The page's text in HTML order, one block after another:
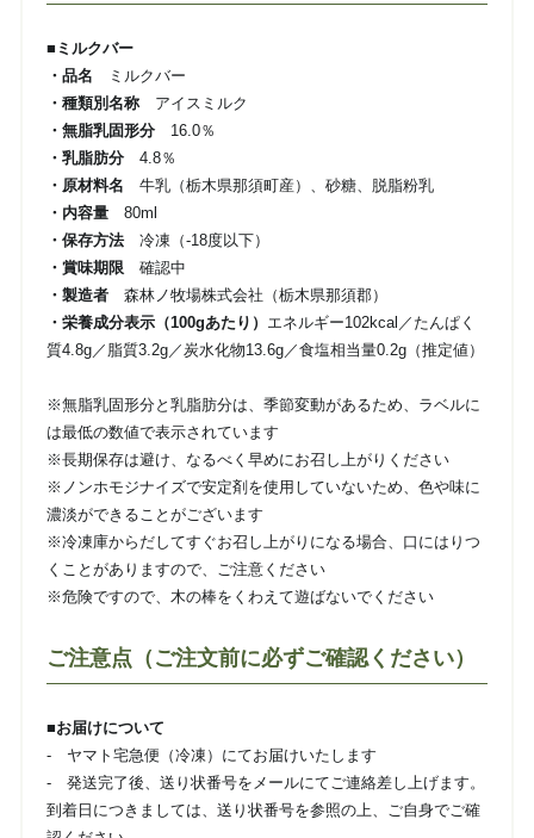
■ミルクバー
・品名 ミルクバー
・種類別名称 アイスミルク
・無脂乳固形分16.0％
・乳脂肪分 4.8％
・原材料名 牛乳（栃木県那須町産）、砂糖、脱脂粉乳
・内容量80ml
・保存方法 冷凍（-18度以下）
・賞味期限確認中
・製造者森林ノ牧場株式会社（栃木県那須郡）
・栄養成分表示（100gあたり） エネルギー102kcal／たんぱく
質4.8g／脂質3.2g／炭水化物13.6g／食塩相当量0.2g（推定値）
※無脂乳固形分と乳脂肪分は、季節変動があるため、ラベルに
は最低の数値で表示されています
※長期保存は避け、なるべく早めにお召し上がりください
※ノンホモジナイズで安定剤を使用していないため、色や味に
濃淡ができることがございます
※冷凍庫からだしてすぐお召し上がりになる場合、口にはりつ
くことがありますので、ご注意ください
※危険ですので、木の棒をくわえて遊ばないでください
ご注意点（ご注文前に必ずご確認ください）
■お届けについて
- ヤマト宅急便（冷凍）にてお届けいたします
- 発送完了後、送り状番号をメールにてご連絡差し上げます。
到着日につきましては、送り状番号を参照の上、ご自身でご確